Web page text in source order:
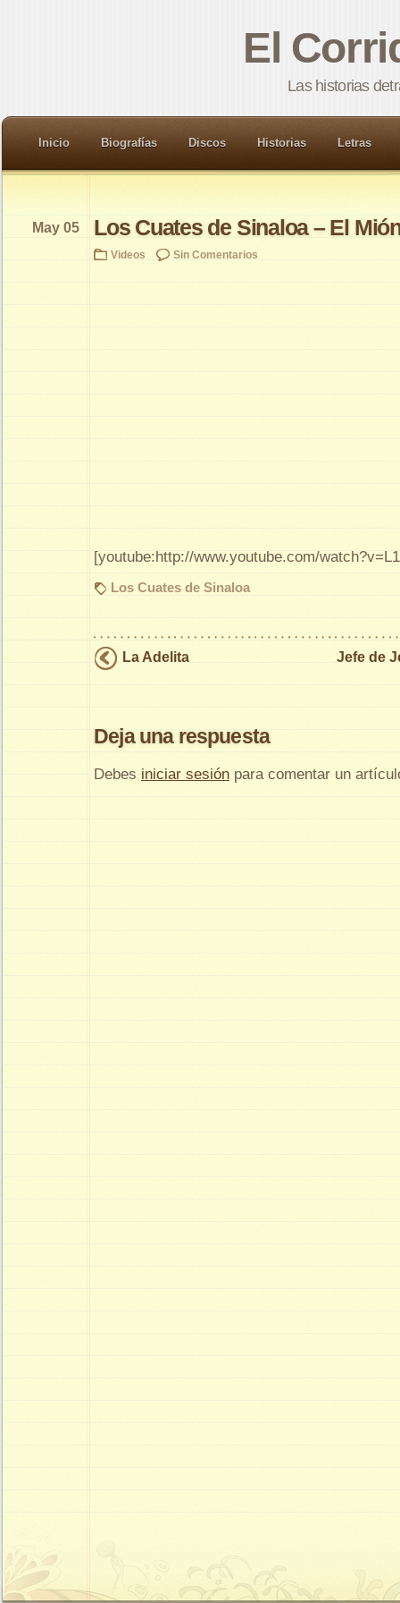
El
Las historias
Inicio Biografías Discos Historias Letras
Los Cuates de Sinaloa – El
May 05
Videos Sin Comentarios
[youtube:http://www.youtube.com/
Los Cuates de Sinaloa
La Adelita Jefe de
Deja una respuesta
Debes iniciar sesión para comentar un